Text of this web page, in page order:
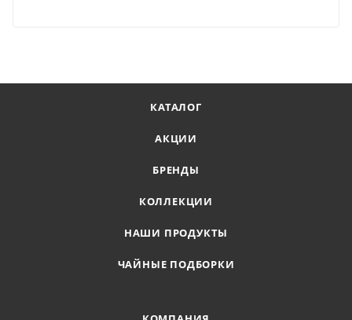
КАТАЛОГ
АКЦИИ
БРЕНДЫ
КОЛЛЕКЦИИ
НАШИ ПРОДУКТЫ
ЧАЙНЫЕ ПОДБОРКИ